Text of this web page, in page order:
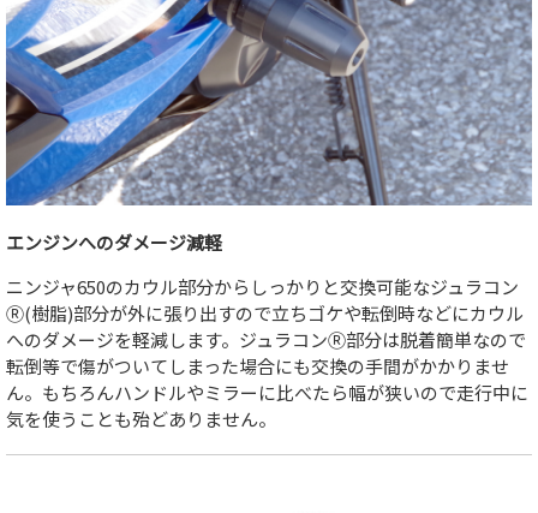
エンジンへのダメージ減軽
ニンジャ650のカウル部分からしっかりと交換可能なジュラコン
Ⓡ(樹脂)部分が外に張り出すので立ちゴケや転倒時などにカウル
へのダメージを軽減します。ジュラコンⓇ部分は脱着簡単なので
転倒等で傷がついてしまった場合にも交換の手間がかかりませ
ん。もちろんハンドルやミラーに比べたら幅が狭いので走行中に
気を使うことも殆どありません。